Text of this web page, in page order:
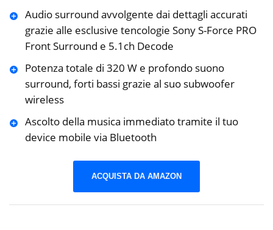
Audio surround avvolgente dai dettagli accurati
grazie alle esclusive tencologie Sony S-Force PRO
Front Surround e 5.1ch Decode
Potenza totale di 320 W e profondo suono
surround, forti bassi grazie al suo subwoofer
wireless
Ascolto della musica immediato tramite il tuo
device mobile via Bluetooth
ACQUISTA DA AMAZON